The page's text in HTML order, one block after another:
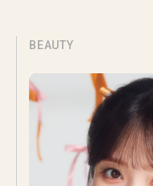
BEAUTY